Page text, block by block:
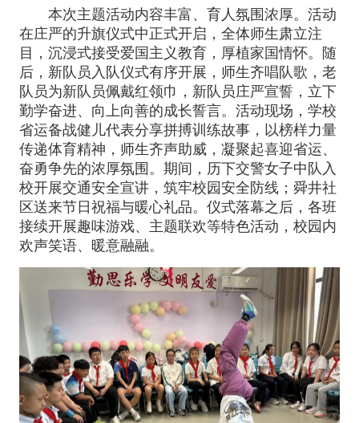
本次主题活动内容丰富、育人氛围浓厚。活动
在庄严的升旗仪式中正式开启，全体师生肃立注
目，沉浸式接受爱国主义教育，厚植家国情怀。随
后，新队员入队仪式有序开展，师生齐唱队歌，老
队员为新队员佩戴红领巾，新队员庄严宣誓，立下
勤学奋进、向上向善的成长誓言。活动现场，学校
省运备战健儿代表分享拼搏训练故事，以榜样力量
传递体育精神，师生齐声助威，凝聚起喜迎省运、
奋勇争先的浓厚氛围。期间，历下交警女子中队入
校开展交通安全宣讲，筑牢校园安全防线；舜井社
区送来节日祝福与暖心礼品。仪式落幕之后，各班
接续开展趣味游戏、主题联欢等特色活动，校园内
欢声笑语、暖意融融。